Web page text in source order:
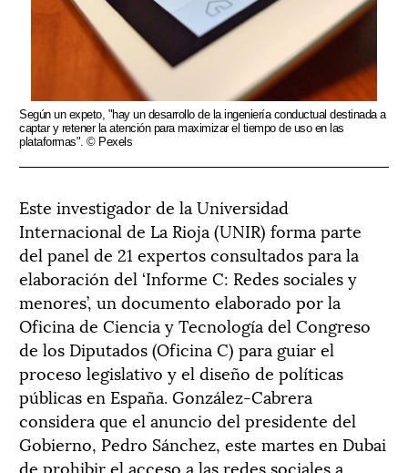
Según un expeto, "hay un desarrollo de la ingeniería conductual destinada a
captar y retener la atención para maximizar el tiempo de uso en las
plataformas". © Pexels
Este investigador de la Universidad
Internacional de La Rioja (UNIR) forma parte
del panel de 21 expertos consultados para la
elaboración del ‘Informe C: Redes sociales y
menores’, un documento elaborado por la
Oficina de Ciencia y Tecnología del Congreso
de los Diputados (Oficina C) para guiar el
proceso legislativo y el diseño de políticas
públicas en España. González-Cabrera
considera que el anuncio del presidente del
Gobierno, Pedro Sánchez, este martes en Dubai
de prohibir el acceso a las redes sociales a